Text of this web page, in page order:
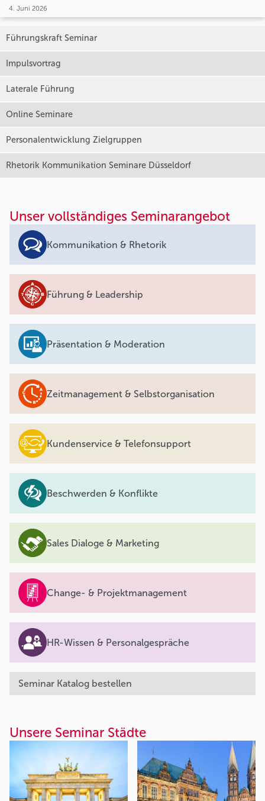
4. Juni 2026
Führungskraft Seminar
Impulsvortrag
Laterale Führung
Online Seminare
Personalentwicklung Zielgruppen
Rhetorik Kommunikation Seminare Düsseldorf
Unser vollständiges Seminarangebot
Kommunikation & Rhetorik
Führung & Leadership
Präsentation & Moderation
Zeitmanagement & Selbstorganisation
Kundenservice & Telefonsupport
Beschwerden & Konflikte
Sales Dialoge & Marketing
Change- & Projektmanagement
HR-Wissen & Personalgespräche
Seminar Katalog bestellen
Unsere Seminar Städte